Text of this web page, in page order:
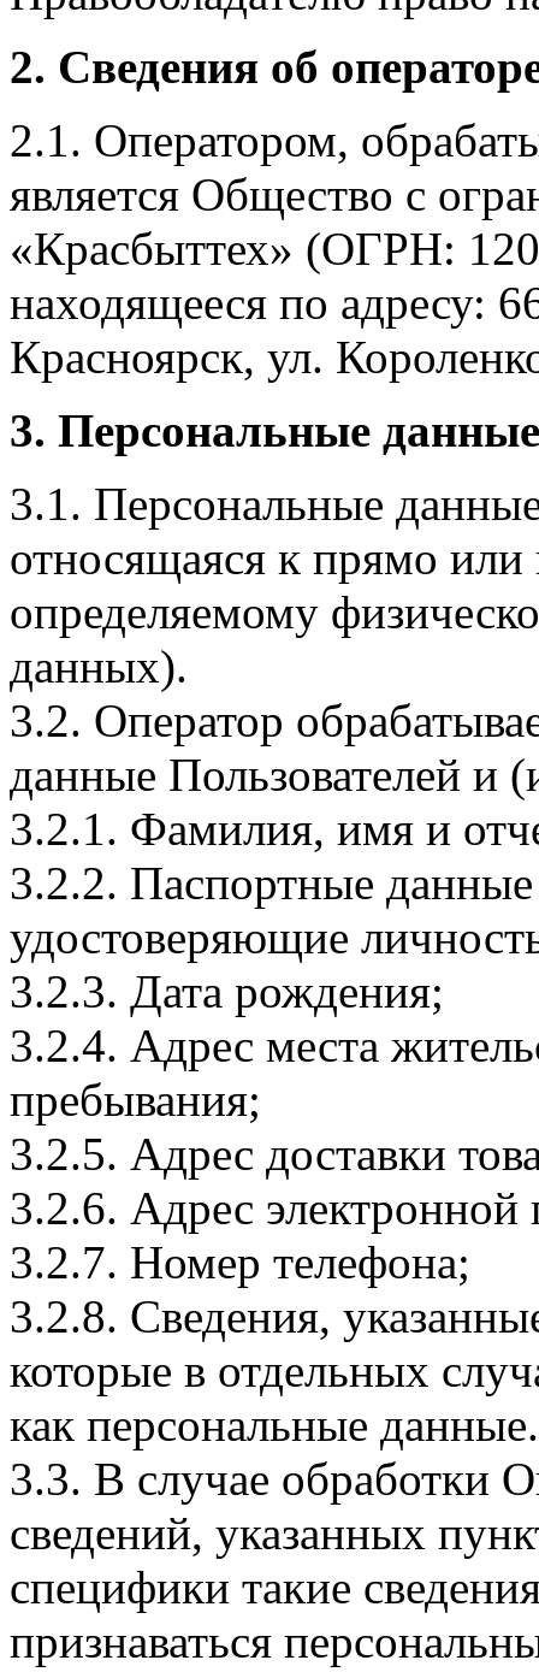
2. Сведения об
2.1. Оператором,
является Общество с
«Красбыттех» (ОГРН:
находящееся по адресу:
Красноярск, ул.
3. Персональные
3.1. Персональные
относящаяся к прямо
определяемому
данных).
3.2. Оператор
данные Пользователей и
3.2.1. Фамилия, имя и
3.2.2. Паспортные
удостоверяющие
3.2.3. Дата рождения;
3.2.4. Адрес места
пребывания;
3.2.5. Адрес доставки
3.2.6. Адрес электронной
3.2.7. Номер телефона;
3.2.8. Сведения,
которые в отдельных
как персональные данные.
3.3. В случае обработки
сведений, указанных
специфики такие
признаваться